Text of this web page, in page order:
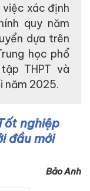
xác định
quy năm
dựa trên
học phổ
THPT và
năm 2025.
nghiệp
đầu mới
Bảo Anh